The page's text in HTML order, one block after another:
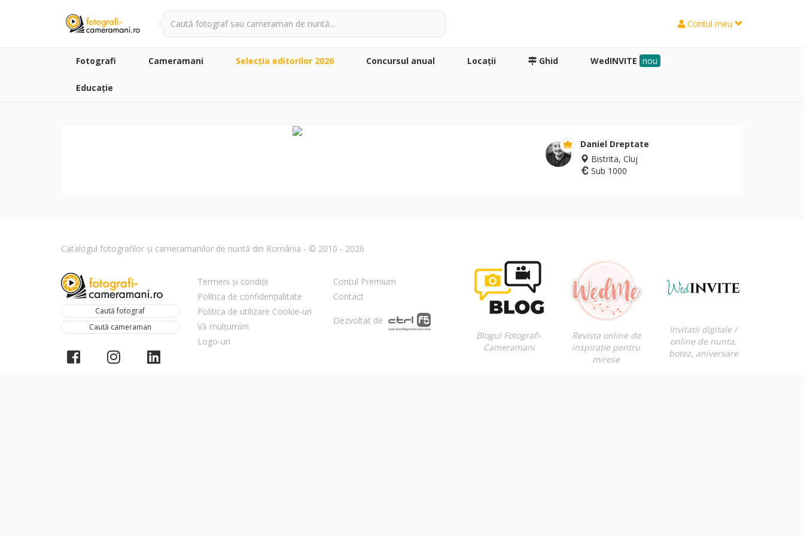
Contul meu
Fotografi Cameramani Selecţia editorilor 2026 Concursul anual Locaţii Ghid WedINVITE nou
Educație
Daniel Dreptate
Bistrita, Cluj
Sub 1000
Catalogul fotografilor și cameramanilor de nuntă din România - © 2010 - 2026
Caută fotograf
Caută cameraman
Termeni și condiții
Politica de confidențialitate
Politica de utilizare Cookie-uri
Vă mulțumim
Logo-uri
Contul Premium
Contact
Dezvoltat de
Blogul Fotografi-
Cameramani
Revista online de
inspirație pentru
mirese
Invitatii digitale /
online de nunta,
botez, aniversare